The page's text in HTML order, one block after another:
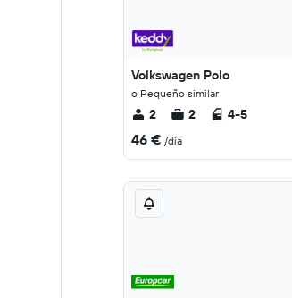
Volkswagen Polo
o Pequeño similar
2 2 4-5
46 € /día